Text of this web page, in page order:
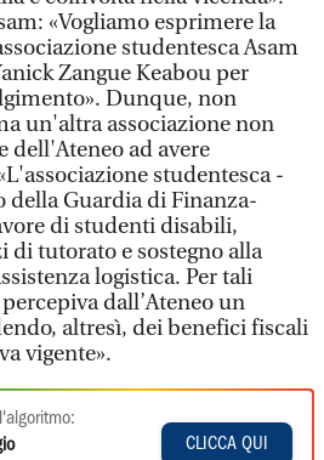
«Vogliamo esprimere la
studentesca Asam
Zangue Keabou per
Dunque, non
un'altra associazione non
ad avere
studentesca -
della Guardia di Finanza-
di studenti disabili,
di tutorato e sostegno alla
logistica. Per tali
dall’Ateneo un
altresì, dei benefici fiscali
vigente».
CLICCA QUI